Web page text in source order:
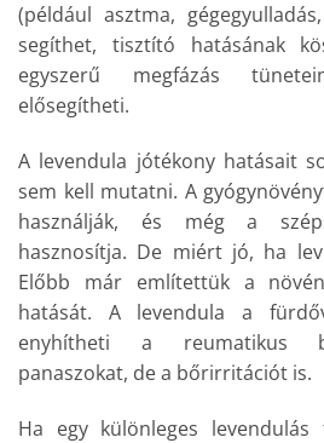
(például asztma,
segíthet, tisztító hatásának
egyszerű megfázás
elősegítheti.
A levendula jótékony hatásait
sem kell mutatni. A
használják, és még a
hasznosítja. De miért jó, ha
Előbb már említettük a
hatását. A levendula a
enyhítheti a reumatikus
panaszokat, de a bőrirritációt is.
Ha egy különleges levendulás